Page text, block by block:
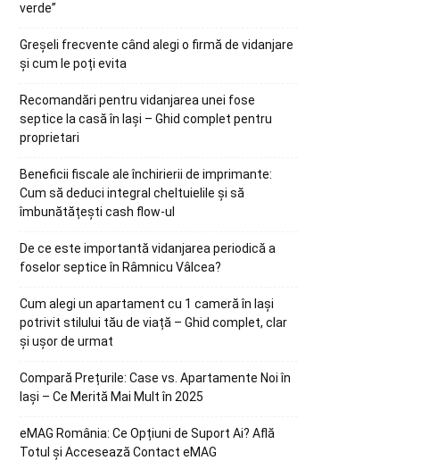
verde”
Greșeli frecvente când alegi o firmă de vidanjare
și cum le poți evita
Recomandări pentru vidanjarea unei fose
septice la casă în Iași – Ghid complet pentru
proprietari
Beneficii fiscale ale închirierii de imprimante:
Cum să deduci integral cheltuielile și să
îmbunătățești cash flow-ul
De ce este importantă vidanjarea periodică a
foselor septice în Râmnicu Vâlcea?
Cum alegi un apartament cu 1 cameră în Iași
potrivit stilului tău de viață – Ghid complet, clar
și ușor de urmat
Compară Prețurile: Case vs. Apartamente Noi în
Iași – Ce Merită Mai Mult în 2025
eMAG România: Ce Opțiuni de Suport Ai? Află
Totul și Accesează Contact eMAG